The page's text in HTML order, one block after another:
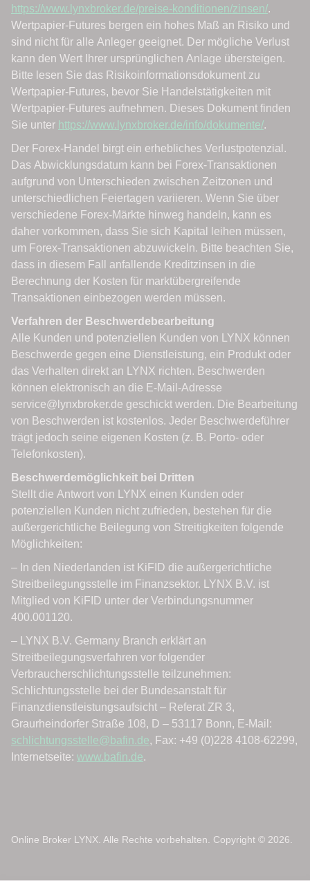
Online Broker LYNX. Alle Rechte vorbehalten. Copyright © 2026.